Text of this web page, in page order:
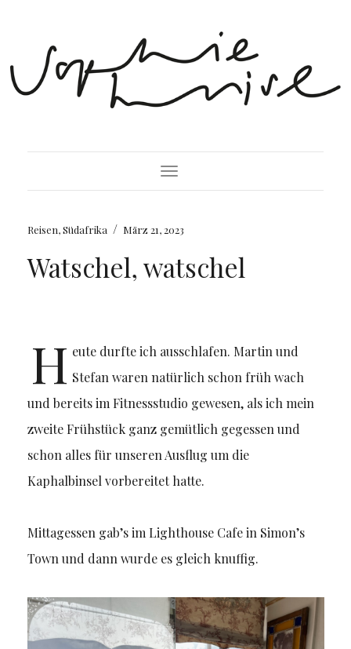
Toggle Navigation
Reisen,Südafrika / März 21, 2023
Watschel, watschel
H eute durfte ich ausschlafen. Martin und
Stefan waren natürlich schon früh wach
und bereits im Fitnessstudio gewesen, als ich mein
zweite Frühstück ganz gemütlich gegessen und
schon alles für unseren Ausflug um die
Kaphalbinsel vorbereitet hatte.
Mittagessen gab’s im Lighthouse Cafe in Simon’s
Town und dann wurde es gleich knuffig.